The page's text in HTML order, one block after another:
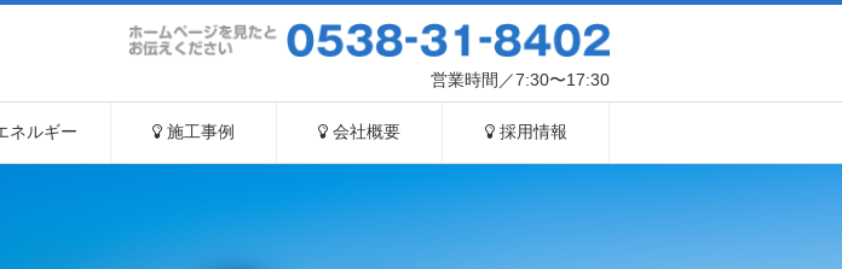
営業時間／7:30〜17:30
ネルギー 施工事例 会社概要 採用情報